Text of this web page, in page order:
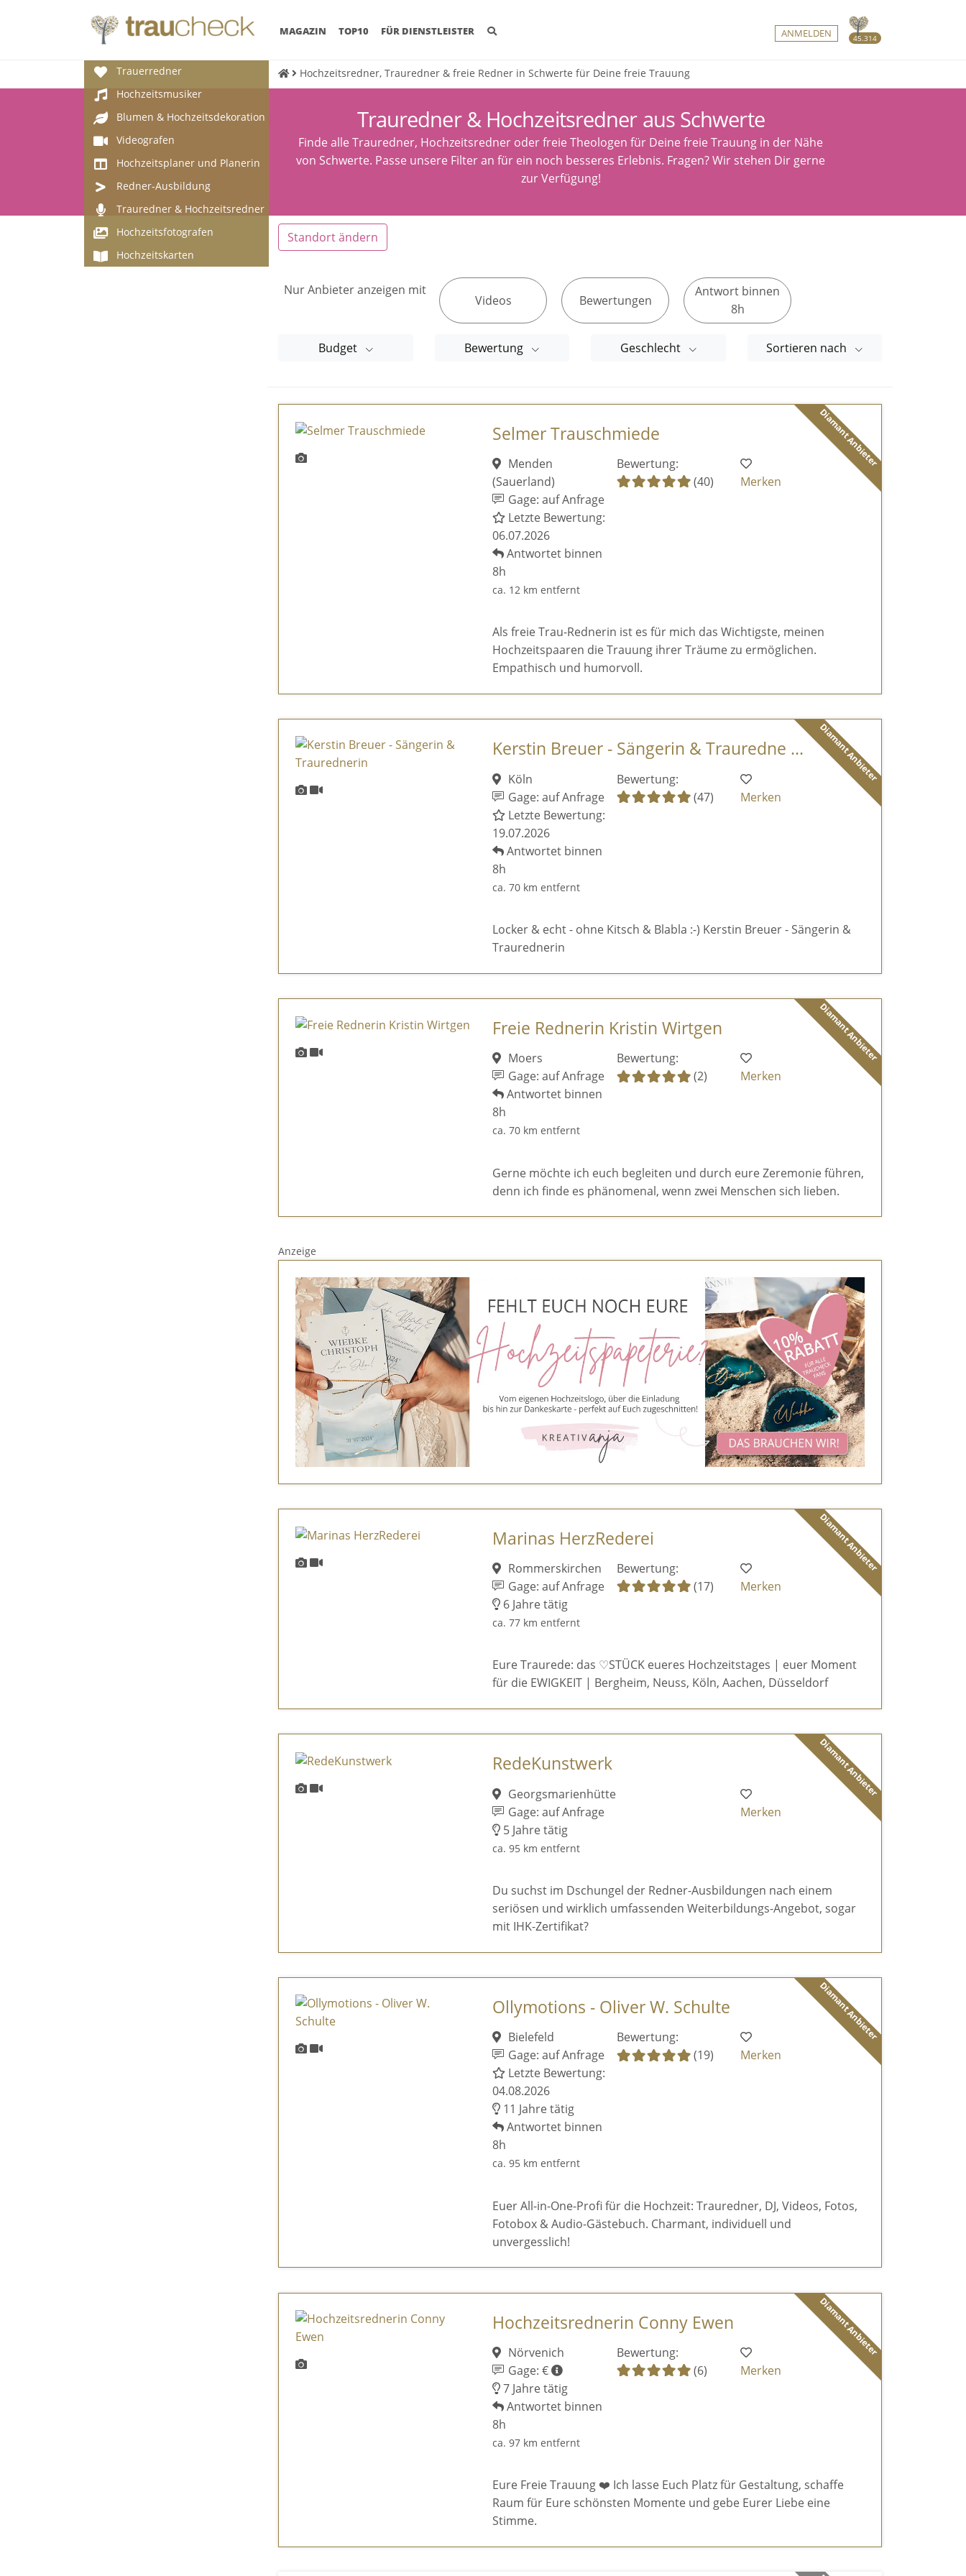
45.314
MAGAZIN (CURRENT)
TOP10 FÜR DIENSTLEISTER ANMELDEN
Trauerredner
Hochzeitsmusiker
Blumen & Hochzeitsdekoration
Videografen
Hochzeitsplaner und Planerin
Redner-Ausbildung
Trauredner & Hochzeitsredner
Hochzeitsfotografen
Hochzeitskarten
Hochzeitsredner, Trauredner & freie Redner in Schwerte für Deine freie Trauung
Trauredner & Hochzeitsredner aus Schwerte
Finde alle Trauredner, Hochzeitsredner oder freie Theologen für Deine freie Trauung in der Nähe
von Schwerte. Passe unsere Filter an für ein noch besseres Erlebnis. Fragen? Wir stehen Dir gerne
zur Verfügung!
Standort ändern
Nur Anbieter anzeigen mit
Videos Bewertungen
Antwort binnen
8h
Budget Bewertung Geschlecht Sortieren nach
Diamant Anbieter
Selmer Trauschmiede
Menden
(Sauerland)
Gage: auf Anfrage
Letzte Bewertung:
06.07.2026
Antwortet binnen
8h
ca. 12 km entfernt
Bewertung:
(40)
Merken
Als freie Trau-Rednerin ist es für mich das Wichtigste, meinen
Hochzeitspaaren die Trauung ihrer Träume zu ermöglichen.
Empathisch und humorvoll.
Diamant Anbieter
Kerstin Breuer - Sängerin & Trauredne ...
Köln
Gage: auf Anfrage
Letzte Bewertung:
19.07.2026
Antwortet binnen
8h
ca. 70 km entfernt
Bewertung:
(47)
Merken
Locker & echt - ohne Kitsch & Blabla :-) Kerstin Breuer - Sängerin &
Traurednerin
Diamant Anbieter
Freie Rednerin Kristin Wirtgen
Moers
Gage: auf Anfrage
Antwortet binnen
8h
ca. 70 km entfernt
Bewertung:
(2)
Merken
Gerne möchte ich euch begleiten und durch eure Zeremonie führen,
denn ich finde es phänomenal, wenn zwei Menschen sich lieben.
Anzeige
Diamant Anbieter
Marinas HerzRederei
Rommerskirchen
Gage: auf Anfrage
6 Jahre tätig
ca. 77 km entfernt
Bewertung:
(17)
Merken
Eure Traurede: das ♡STÜCK eueres Hochzeitstages | euer Moment
für die EWIGKEIT | Bergheim, Neuss, Köln, Aachen, Düsseldorf
Diamant Anbieter
RedeKunstwerk
Georgsmarienhütte
Gage: auf Anfrage
5 Jahre tätig
ca. 95 km entfernt
Merken
Du suchst im Dschungel der Redner-Ausbildungen nach einem
seriösen und wirklich umfassenden Weiterbildungs-Angebot, sogar
mit IHK-Zertifikat?
Diamant Anbieter
Ollymotions - Oliver W. Schulte
Bielefeld
Gage: auf Anfrage
Letzte Bewertung:
04.08.2026
11 Jahre tätig
Antwortet binnen
8h
ca. 95 km entfernt
Bewertung:
(19)
Merken
Euer All-in-One-Profi für die Hochzeit: Trauredner, DJ, Videos, Fotos,
Fotobox & Audio-Gästebuch. Charmant, individuell und
unvergesslich!
Diamant Anbieter
Hochzeitsrednerin Conny Ewen
Nörvenich
Gage: €
7 Jahre tätig
Antwortet binnen
8h
ca. 97 km entfernt
Bewertung:
(6)
Merken
Eure Freie Trauung ❤️ Ich lasse Euch Platz für Gestaltung, schaffe
Raum für Eure schönsten Momente und gebe Eurer Liebe eine
Stimme.